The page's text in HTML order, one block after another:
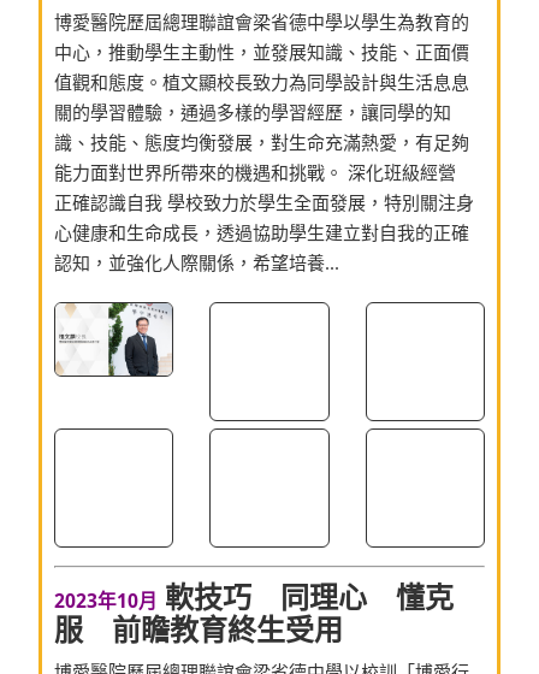
博愛醫院歷屆總理聯誼會梁省德中學以學生為教育的
中心，推動學生主動性，並發展知識、技能、正面價
值觀和態度。植文顯校長致力為同學設計與生活息息
關的學習體驗，通過多樣的學習經歷，讓同學的知
識、技能、態度均衡發展，對生命充滿熱愛，有足夠
能力面對世界所帶來的機遇和挑戰。 深化班級經營
正確認識自我 學校致力於學生全面發展，特別關注身
心健康和生命成長，透過協助學生建立對自我的正確
認知，並強化人際關係，希望培養...
2023年10月 軟技巧 同理心 懂克
服 前瞻教育終生受用